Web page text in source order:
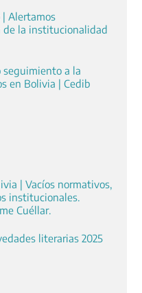
Alertamos
de la institucionalidad
seguimiento a la
en Bolivia | Cedib
| Vacíos normativos,
institucionales.
Cuéllar.
literarias 2025